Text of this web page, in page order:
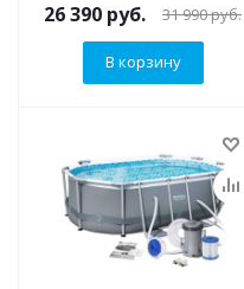
26 390 руб. 31 990руб.
В корзину